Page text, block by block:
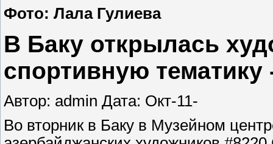
Фото: Лала Гулиева
В Баку открылась
спортивную
Автор: admin Дата: Окт-11-
Во вторник в Баку в Музейном